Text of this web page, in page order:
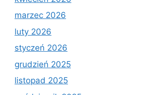
marzec 2026
luty 2026
styczeń 2026
grudzień 2025
listopad 2025